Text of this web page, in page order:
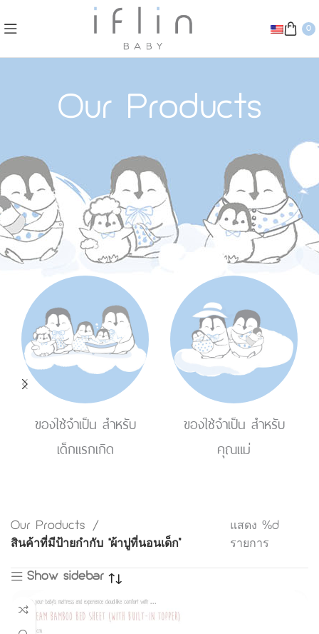
0
Our Products
ของใช้จำเป็น สำหรับ
เด็กแรกเกิด
ของใช้จำเป็น สำหรับ
คุณแม่
Our Products
สินค้าที่มีป้ายกำกับ “ผ้าปูที่นอนเด็ก”
แสดง %d
รายการ
Show sidebar